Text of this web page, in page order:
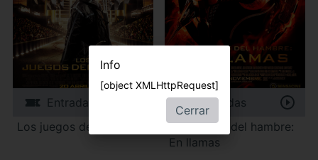
Entradas
Los juegos del hambre
Entradas
Los juegos del hambre:
En llamas
Info
[object XMLHttpRequest]
Cerrar